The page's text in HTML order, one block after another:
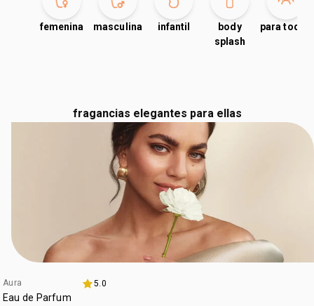
femenina masculina infantil
body
splash
para todos
fragancias elegantes para ellas
-20% x s/139
Aura 5.0
Eau de Parfum